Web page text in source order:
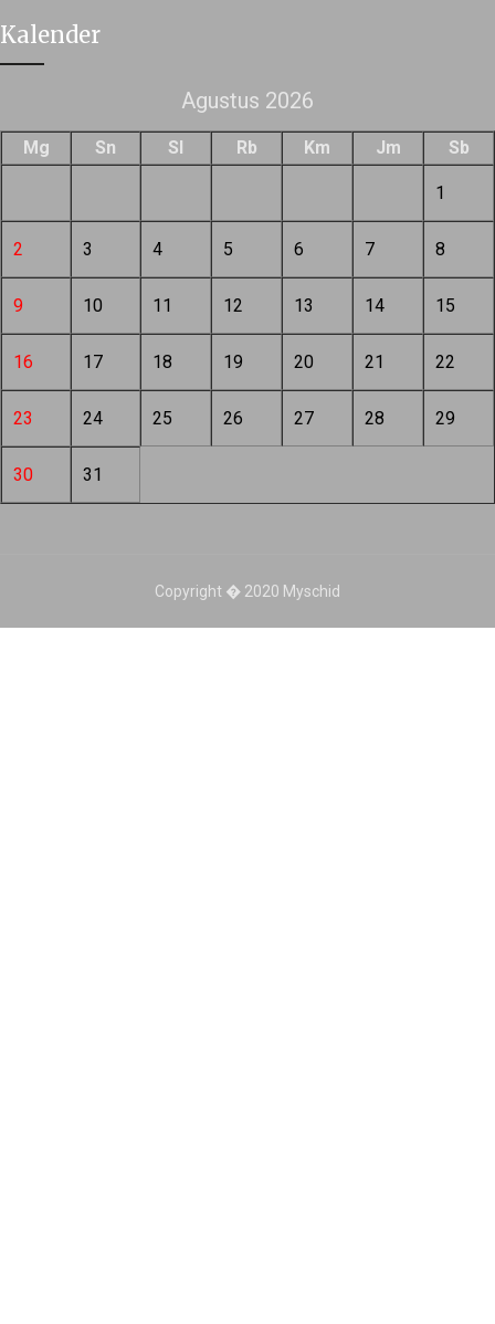
Kalender
Agustus 2026
Mg Sn Sl Rb Km Jm Sb
1
2 3 4 5 6 7 8
9 10 11 12 13 14 15
16 17 18 19 20 21 22
23 24 25 26 27 28 29
30 31
Copyright � 2020 Myschid